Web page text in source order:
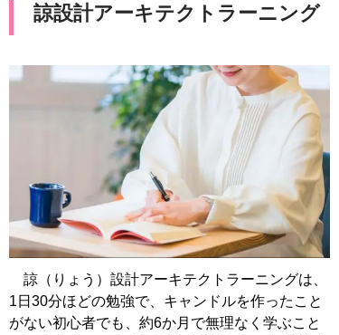
諒設計アーキテクトラーニング
諒（りょう）設計アーキテクトラーニングは、
1日30分ほどの勉強で、キャンドルを作ったこと
がない初心者でも、約6か月で無理なく学ぶこと